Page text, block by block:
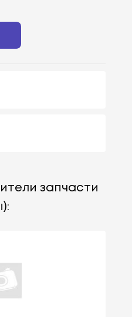
запчасти